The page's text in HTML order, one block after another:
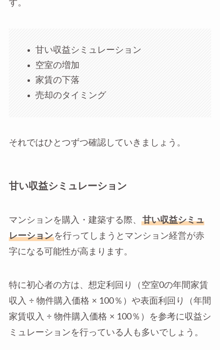
す。
甘い収益シミュレーション
空室の増加
家賃の下落
売却のタイミング
それではひとつずつ確認していきましょう。
甘い収益シミュレーション
マンションを購入・建築する際、
甘い収益シミュ
レーションを行ってしまうとマンション経営が赤
字になる可能性が高まります。
特に初心者の方は、想定利回り（空室0の年間家賃
収入 ÷ 物件購入価格 × 100％）や表面利回り（年間
家賃収入 ÷ 物件購入価格 × 100％）を参考に収益シ
ミュレーションを行っている人も多いでしょう。